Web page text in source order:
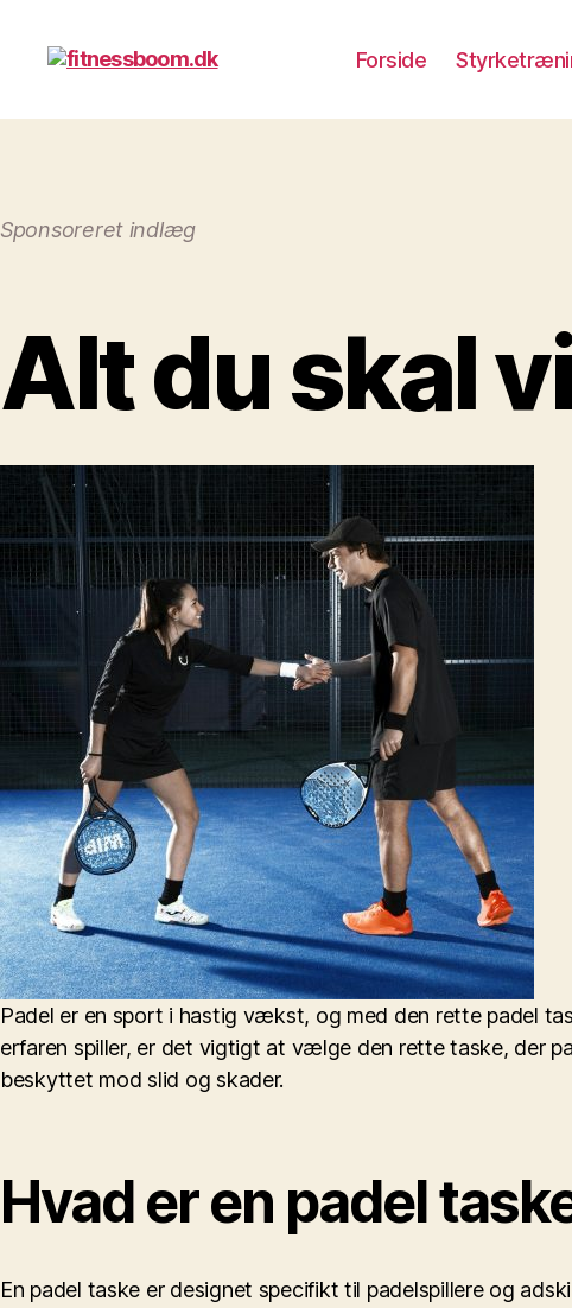
Forside
Sponsoreret indlæg
Alt du skal
Padel er en sport i hastig vækst, og med den rette padel
erfaren spiller, er det vigtigt at vælge den rette taske, der
beskyttet mod slid og skader.
Hvad er en padel
En padel taske er designet specifikt til padelspillere og